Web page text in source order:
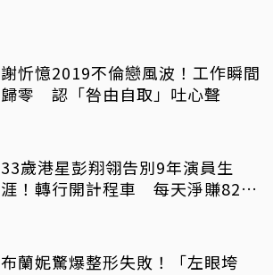
謝忻憶2019不倫戀風波！工作瞬間
歸零 認「咎由自取」吐心聲
33歲港星彭翔翎告別9年演員生
涯！轉行開計程車 每天淨賺8200
布蘭妮驚爆整形失敗！「左眼垮